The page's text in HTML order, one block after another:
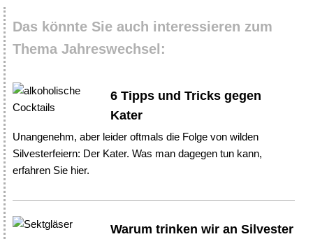
Das könnte Sie auch interessieren zum
Thema Jahreswechsel:
6 Tipps und Tricks gegen
Kater
Unangenehm, aber leider oftmals die Folge von wilden
Silvesterfeiern: Der Kater. Was man dagegen tun kann,
erfahren Sie hier.
Warum trinken wir an Silvester